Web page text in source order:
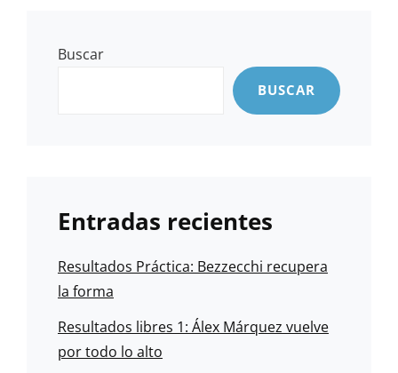
Buscar
BUSCAR
Entradas recientes
Resultados Práctica: Bezzecchi recupera
la forma
Resultados libres 1: Álex Márquez vuelve
por todo lo alto